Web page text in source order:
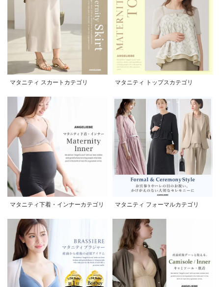
マタニティ スカートカテゴリ マタニティ トップスカテゴリ
マタニティ下着・インナーカテゴリ マタニティ フォーマルカテゴリ